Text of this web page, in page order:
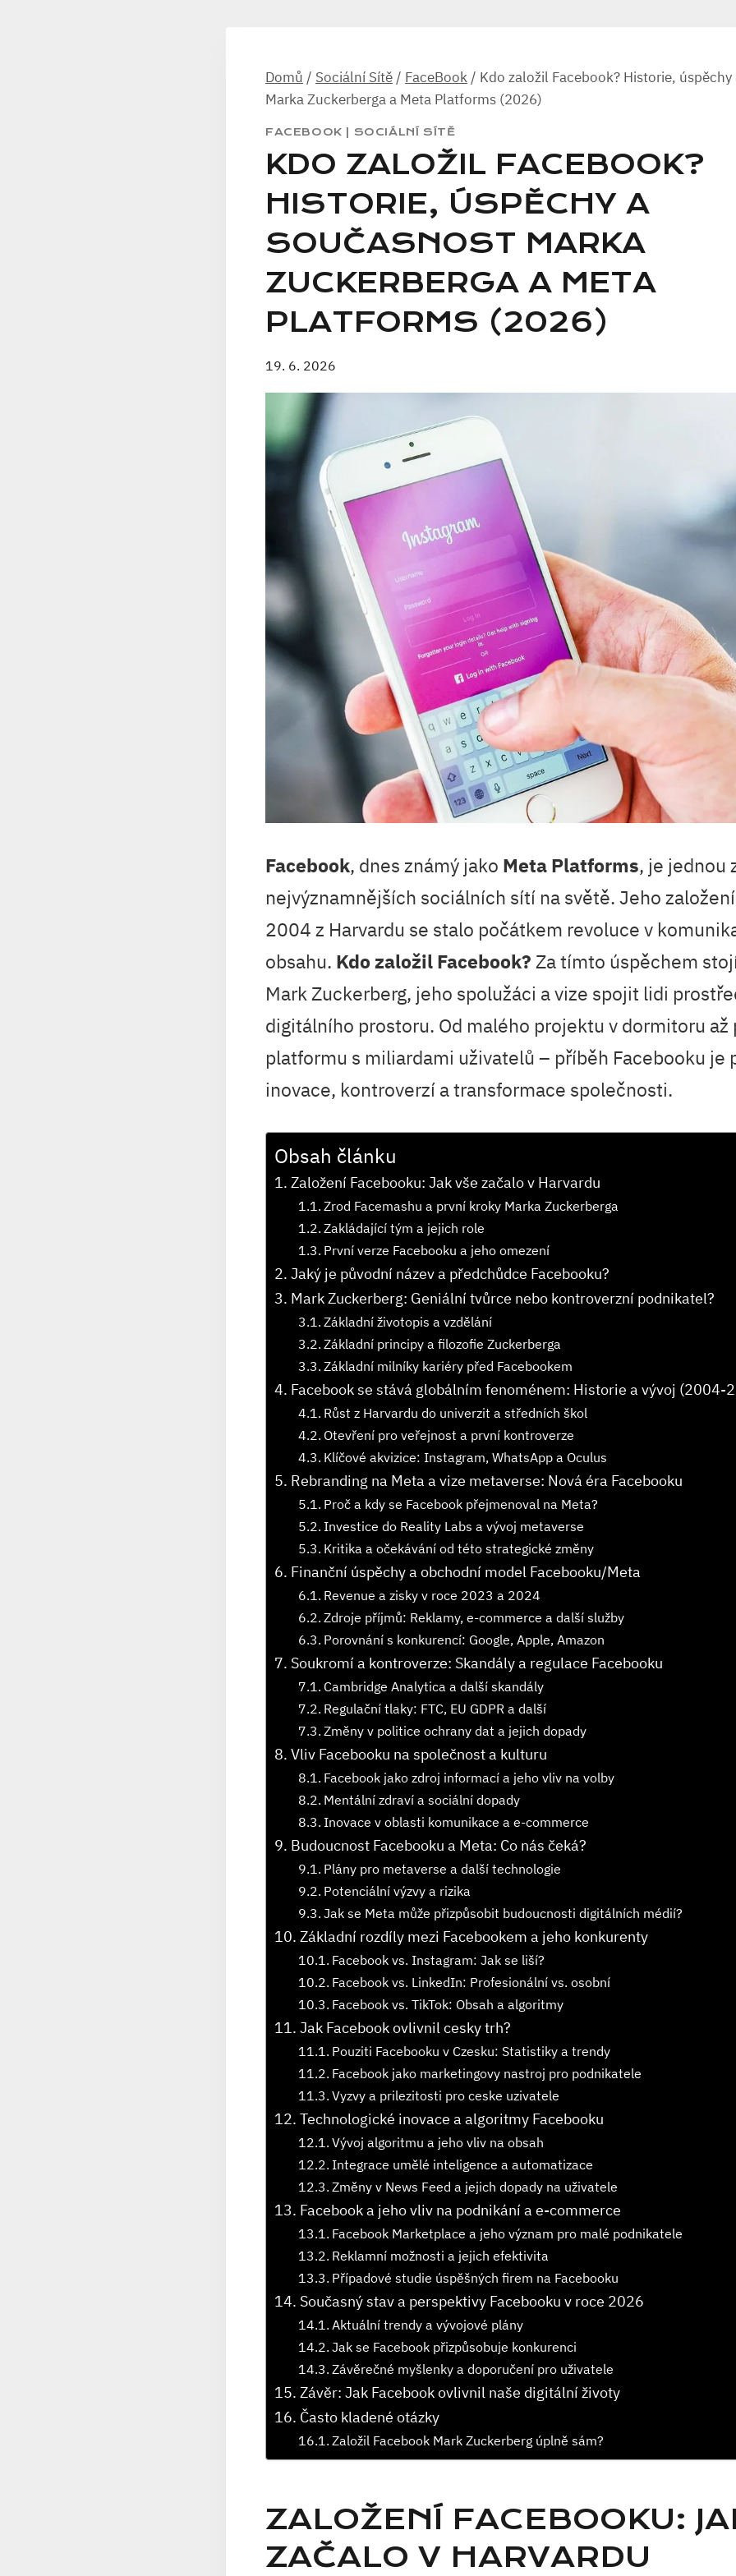
Domů / Sociální Sítě / FaceBook / Kdo založil Facebook? Historie,
Marka Zuckerberga a Meta Platforms (2026)
FACEBOOK SOCIÁLNÍ SÍTĚ
KDO ZALOŽIL FACEBOOK?
HISTORIE, ÚSPĚCHY A
SOUČASNOST MARKA
ZUCKERBERGA A META
PLATFORMS (2026)
19. 6. 2026
Facebook, dnes známý jako Meta Platforms, je jednou
nejvýznamnějších sociálních sítí na světě. Jeho
2004 z Harvardu se stalo počátkem revoluce v
obsahu. Kdo založil Facebook? Za tímto úspěchem
Mark Zuckerberg, jeho spolužáci a vize spojit lidi
digitálního prostoru. Od malého projektu v dormitoru až
platformu s miliardami uživatelů – příběh Facebooku je
inovace, kontroverzí a transformace společnosti.
Obsah článku
Založení Facebooku: Jak vše začalo v Harvardu
Zrod Facemashu a první kroky Marka Zuckerberga
Zakládající tým a jejich role
První verze Facebooku a jeho omezení
Jaký je původní název a předchůdce Facebooku?
Mark Zuckerberg: Geniální tvůrce nebo kontroverzní podnikatel?
Základní životopis a vzdělání
Základní principy a filozofie Zuckerberga
Základní milníky kariéry před Facebookem
Facebook se stává globálním fenoménem: Historie a vývoj (2004-
Růst z Harvardu do univerzit a středních škol
Otevření pro veřejnost a první kontroverze
Klíčové akvizice: Instagram, WhatsApp a Oculus
Rebranding na Meta a vize metaverse: Nová éra Facebooku
Proč a kdy se Facebook přejmenoval na Meta?
Investice do Reality Labs a vývoj metaverse
Kritika a očekávání od této strategické změny
Finanční úspěchy a obchodní model Facebooku/Meta
Revenue a zisky v roce 2023 a 2024
Zdroje příjmů: Reklamy, e-commerce a další služby
Porovnání s konkurencí: Google, Apple, Amazon
Soukromí a kontroverze: Skandály a regulace Facebooku
Cambridge Analytica a další skandály
Regulační tlaky: FTC, EU GDPR a další
Změny v politice ochrany dat a jejich dopady
Vliv Facebooku na společnost a kulturu
Facebook jako zdroj informací a jeho vliv na volby
Mentální zdraví a sociální dopady
Inovace v oblasti komunikace a e-commerce
Budoucnost Facebooku a Meta: Co nás čeká?
Plány pro metaverse a další technologie
Potenciální výzvy a rizika
Jak se Meta může přizpůsobit budoucnosti digitálních médií?
Základní rozdíly mezi Facebookem a jeho konkurenty
Facebook vs. Instagram: Jak se liší?
Facebook vs. LinkedIn: Profesionální vs. osobní
Facebook vs. TikTok: Obsah a algoritmy
Jak Facebook ovlivnil cesky trh?
Pouziti Facebooku v Czesku: Statistiky a trendy
Facebook jako marketingovy nastroj pro podnikatele
Vyzvy a prilezitosti pro ceske uzivatele
Technologické inovace a algoritmy Facebooku
Vývoj algoritmu a jeho vliv na obsah
Integrace umělé inteligence a automatizace
Změny v News Feed a jejich dopady na uživatele
Facebook a jeho vliv na podnikání a e-commerce
Facebook Marketplace a jeho význam pro malé podnikatele
Reklamní možnosti a jejich efektivita
Případové studie úspěšných firem na Facebooku
Současný stav a perspektivy Facebooku v roce 2026
Aktuální trendy a vývojové plány
Jak se Facebook přizpůsobuje konkurenci
Závěrečné myšlenky a doporučení pro uživatele
Závěr: Jak Facebook ovlivnil naše digitální životy
Často kladené otázky
Založil Facebook Mark Zuckerberg úplně sám?
ZALOŽENÍ FACEBOOKU:
ZAČALO V HARVARDU